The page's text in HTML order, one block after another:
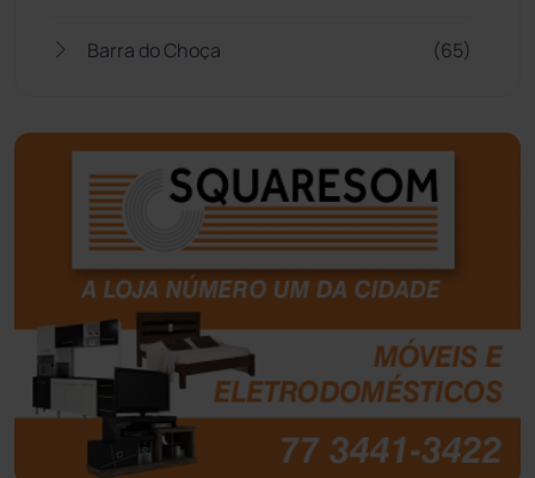
Barra do Choça (65)
Bom Jesus da Lapa (507)
Boquira (152)
Botuporã
Brasil (7680)
Brumado (31958)